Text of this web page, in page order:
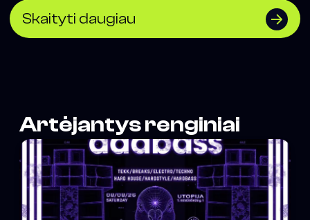
akimirkų.
Skaityti daugiau
Artėjantys renginiai